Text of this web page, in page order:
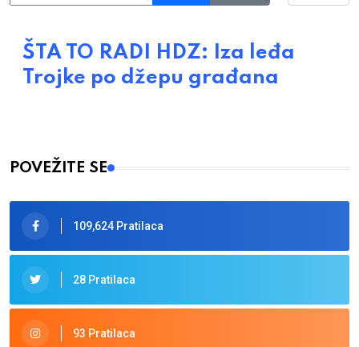
ŠTA TO RADI HDZ: Iza leđa
Trojke po džepu građana
POVEŽITE SE
109,624 Pratilaca
28 Pratilaca
93 Pratilaca